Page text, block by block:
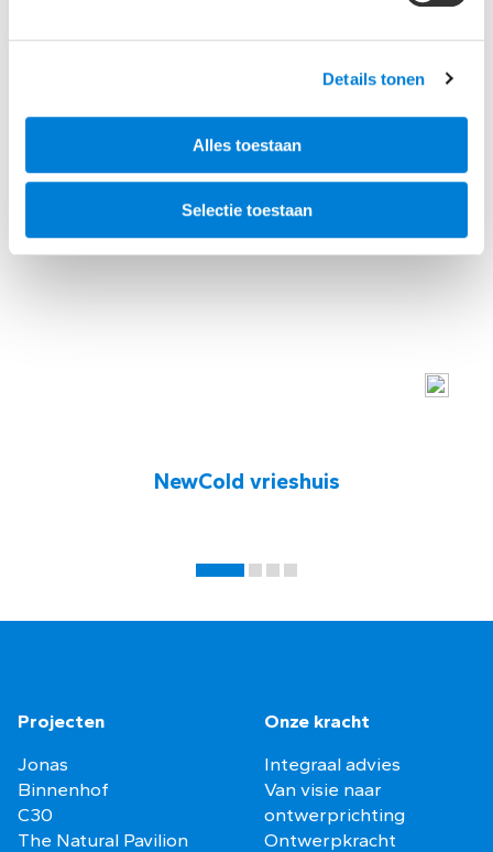
Details tonen
Alles toestaan
Selectie toestaan
NewCold vrieshuis
Projecten
Jonas
Binnenhof
C30
The Natural Pavilion
Onze kracht
Integraal advies
Van visie naar
ontwerprichting
Ontwerpkracht